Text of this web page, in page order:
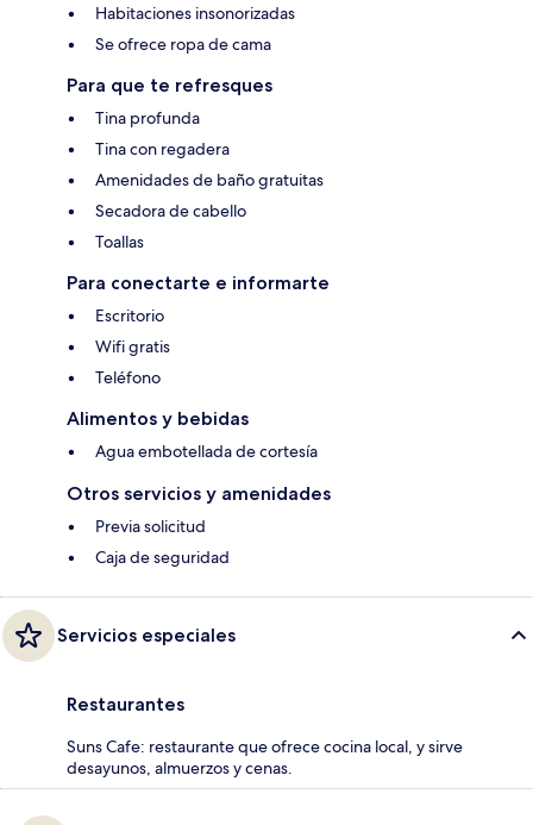
Habitaciones insonorizadas
Se ofrece ropa de cama
Para que te refresques
Tina profunda
Tina con regadera
Amenidades de baño gratuitas
Secadora de cabello
Toallas
Para conectarte e informarte
Escritorio
Wifi gratis
Teléfono
Alimentos y bebidas
Agua embotellada de cortesía
Otros servicios y amenidades
Previa solicitud
Caja de seguridad
Servicios especiales
Restaurantes
Suns Cafe: restaurante que ofrece cocina local, y sirve
desayunos, almuerzos y cenas.